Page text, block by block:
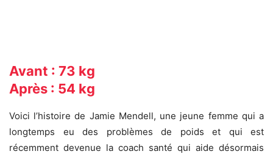
Avant : 73 kg
Après : 54 kg
Voici l’histoire de Jamie Mendell, une jeune femme qui a
longtemps eu des problèmes de poids et qui est
récemment devenue la coach santé qui aide désormais